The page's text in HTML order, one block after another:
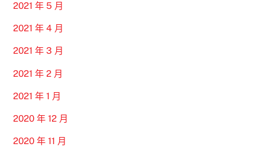
2021 年 5 月
2021 年 4 月
2021 年 3 月
2021 年 2 月
2021 年 1 月
2020 年 12 月
2020 年 11 月